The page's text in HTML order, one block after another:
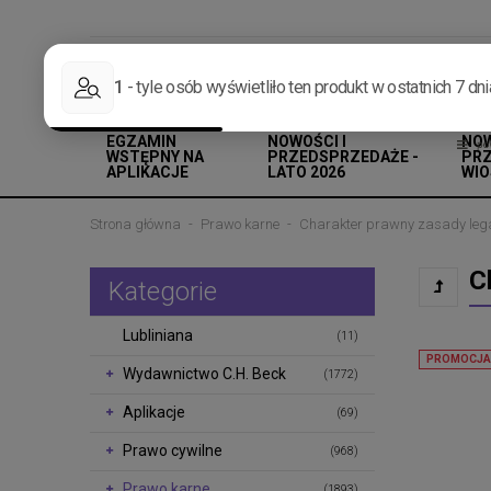
E-MAIL: INFO@LEXLIBER.PL
EGZAMIN
WSTĘPNY NA
APLIKACJE
NOWOŚCI I
PRZEDSPRZEDAŻE -
LATO 2026
Strona główna Prawo karne Charakter prawny zasady
Kategorie
Lubliniana (11)
Wydawnictwo C.H. Beck (1772)
Aplikacje (69)
Prawo cywilne (968)
PROMOCJA